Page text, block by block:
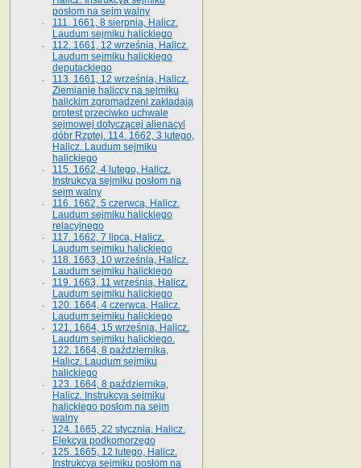
posłom na sejm walny
111. 1661, 8 sierpnia, Halicz.
Laudum sejmiku halickiego
112. 1661, 12 września, Halicz.
Laudum sejmiku halickiego
deputackiego
113. 1661, 12 września, Halicz.
Ziemianie haliccy na sejmiku
halickim zgromadzeni zakładają
protest przeciwko uchwale
sejmowej dotyczącej alienacyi
dóbr Rzptej. 114. 1662, 3 lutego,
Halicz. Laudum sejmiku
halickiego
115. 1662, 4 lutego, Halicz.
Instrukcya sejmiku posłom na
sejm walny
116. 1662, 5 czerwca, Halicz.
Laudum sejmiku halickiego
relacyjnego
117. 1662, 7 lipca, Halicz.
Laudum sejmiku halickiego
118. 1663, 10 września, Halicz.
Laudum sejmiku halickiego
119. 1663, 11 września, Halicz.
Laudum sejmiku halickiego
120. 1664, 4 czerwca, Halicz.
Laudum sejmiku halickiego
121. 1664, 15 września, Halicz.
Laudum sejmiku halickiego.
122. 1664, 8 października,
Halicz. Laudum sejmiku
halickiego
123. 1664, 8 października,
Halicz. Instrukcya sejmiku
halickiego posłom na sejm
walny
124. 1665, 22 stycznia, Halicz.
Elekcya podkomorzego
125. 1665, 12 lutego, Halicz.
Instrukcya sejmiku posłom na